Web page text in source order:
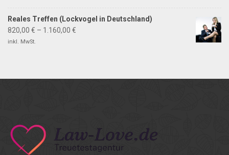
Reales Treffen (Lockvogel in Deutschland)
820,00 € – 1.160,00 €
inkl. MwSt.